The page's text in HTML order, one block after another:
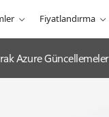
Fiyatlandırma
Azure